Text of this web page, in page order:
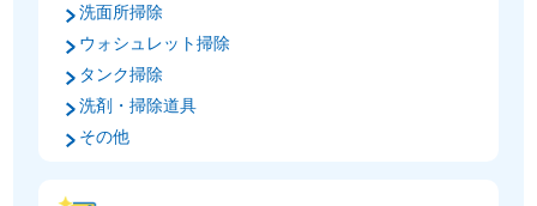
洗面所掃除
ウォシュレット掃除
タンク掃除
洗剤・掃除道具
その他